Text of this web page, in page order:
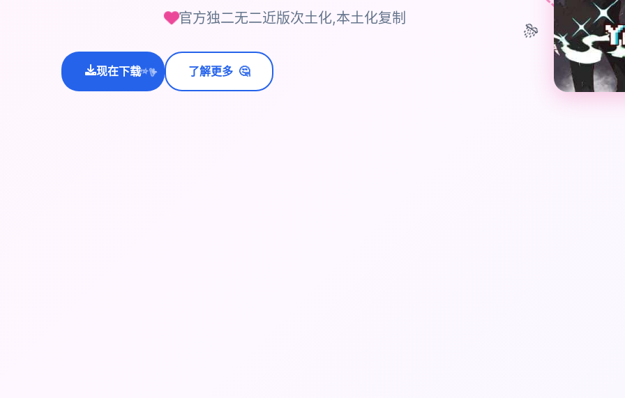
官方独二无二近版次土化,本土化复制
现在下载
✨⭐💫 了解更多 🤔
🎊